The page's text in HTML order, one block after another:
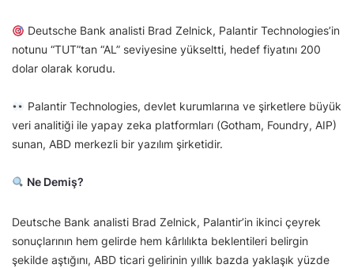
Deutsche Bank analisti Brad Zelnick, Palantir Technologies’in
notunu “TUT”tan “AL” seviyesine yükseltti, hedef fiyatını 200
dolar olarak korudu.
Palantir Technologies, devlet kurumlarına ve şirketlere büyük
veri analitiği ile yapay zeka platformları (Gotham, Foundry, AIP)
sunan, ABD merkezli bir yazılım şirketidir.
Ne Demiş?
Deutsche Bank analisti Brad Zelnick, Palantir’in ikinci çeyrek
sonuçlarının hem gelirde hem kârlılıkta beklentileri belirgin
şekilde aştığını, ABD ticari gelirinin yıllık bazda yaklaşık yüzde